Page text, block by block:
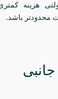
هزینه
باشد.